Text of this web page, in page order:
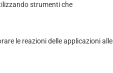
strumenti che
le reazioni delle applicazioni alle